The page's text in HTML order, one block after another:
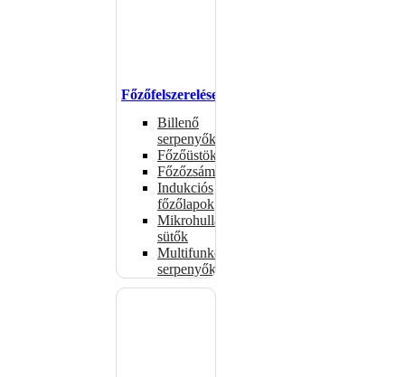
Főzőfelszerelések
Billenő
serpenyők
Főzőüstök
Főzőzsámolyok
Indukciós
főzőlapok
Mikrohullámú
sütők
Multifunkciós
serpenyők